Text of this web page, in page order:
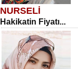
NURSELİ
Hakikatin Fiyatı...